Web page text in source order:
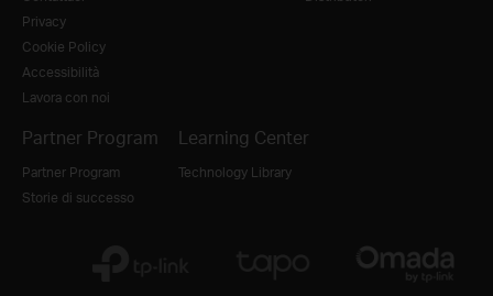
Privacy
Cookie Policy
Accessibilità
Lavora con noi
Partner Program
Partner Program
Storie di successo
Learning Center
Technology Library